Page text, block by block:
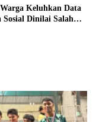
Keluhkan Data
Sosial Dinilai Salah